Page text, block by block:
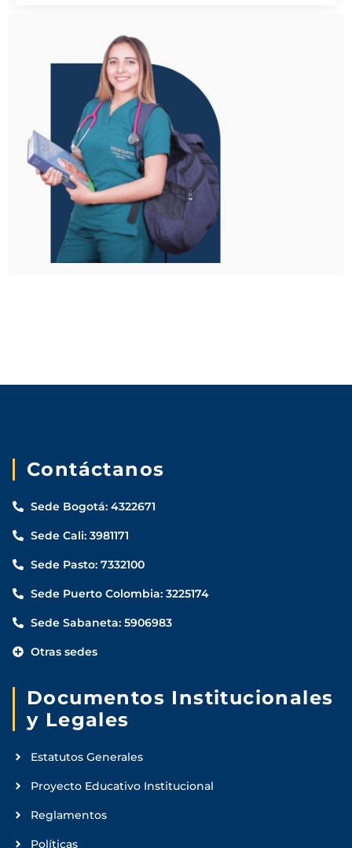
Inicia tu proceso de inscripción aquí
INSCRIPCIONES
Contáctanos
Sede Bogotá: 4322671
Sede Cali: 3981171
Sede Pasto: 7332100
Sede Puerto Colombia: 3225174
Sede Sabaneta: 5906983
Otras sedes
Documentos Institucionales
y Legales
Estatutos Generales
Proyecto Educativo Institucional
Reglamentos
Políticas